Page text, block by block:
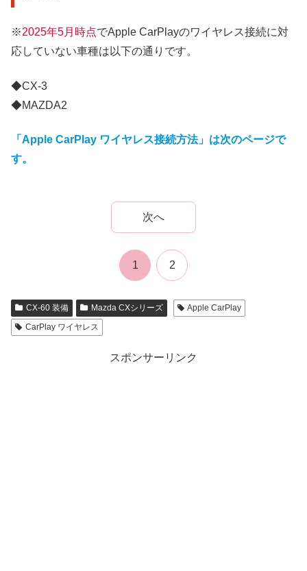
※2025年5月時点でApple CarPlayのワイヤレス接続に対
応していない車種は以下の通りです。
◆CX-3
◆MAZDA2
「Apple CarPlay ワイヤレス接続方法」は次のページで
す。
次へ
1 2
CX-60 装備 Mazda CXシリーズ
Apple CarPlay
CarPlay ワイヤレス
スポンサーリンク